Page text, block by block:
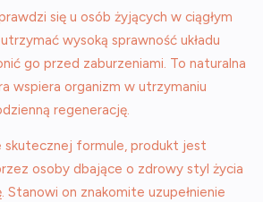
się u osób żyjących w ciągłym
wysoką sprawność układu
go przed zaburzeniami. To naturalna
wspiera organizm w utrzymaniu
regenerację.
skutecznej formule, produkt jest
osoby dbające o zdrowy styl życia
Stanowi on znakomite uzupełnienie